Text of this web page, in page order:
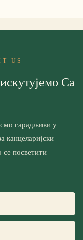
US
Са
сарадљиви у
канцеларијски
посветити